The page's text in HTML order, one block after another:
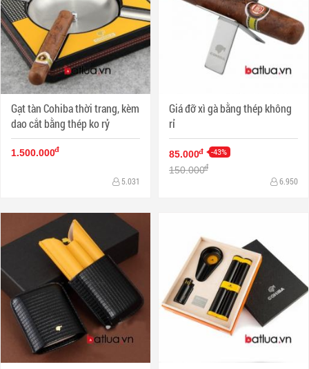
Gạt tàn Cohiba thời trang, kèm
dao cắt bằng thép ko rỷ
1.500.000đ
5.031
Giá đỡ xì gà bằng thép không
rỉ
85.000đ -43%
150.000đ
6.950